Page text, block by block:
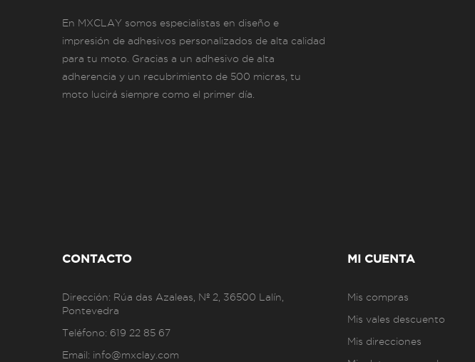
En MXCLAY somos especialistas en diseño e
impresión de adhesivos personalizados de alta calidad
para tu moto. Gracias a un adhesivo de alta
adherencia y un recubrimiento de 500 micras, tu
moto lucirá siempre como el primer día.
CONTACTO
Dirección: Rúa das Azaleas, Nº 2, 36500 Lalín,
Pontevedra
Teléfono: 619 22 85 67
Email: info@mxclay.com
MI CUENTA
Mis compras
Mis vales descuento
Mis direcciones